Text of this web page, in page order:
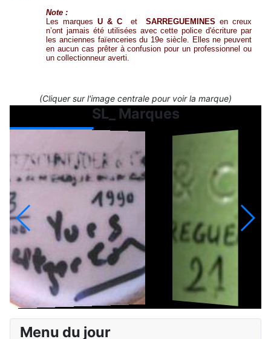
Menu du jour
Note :
Les marques U & C et SARREGUEMINES en creux
n’ont jamais été utilisées avec cette police d'écriture par
les anciennes faïenceries du 19e siècle. Elles ne peuvent
en aucun cas prêter à confusion pour un professionnel ou
un collectionneur averti.
(Cliquer sur l'image centrale pour voir la marque)
SL_ Marques